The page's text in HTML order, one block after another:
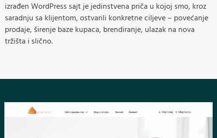
izrađen WordPress sajt je jedinstvena priča u kojoj smo, kroz
saradnju sa klijentom, ostvarili konkretne ciljeve – povećanje
prodaje, širenje baze kupaca, brendiranje, ulazak na nova
tržišta i slično.